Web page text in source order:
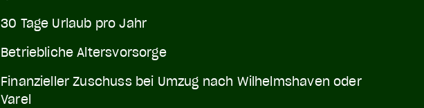
30 Tage Urlaub pro Jahr
Betriebliche Altersvorsorge
Finanzieller Zuschuss bei Umzug nach Wilhelmshaven oder
Varel